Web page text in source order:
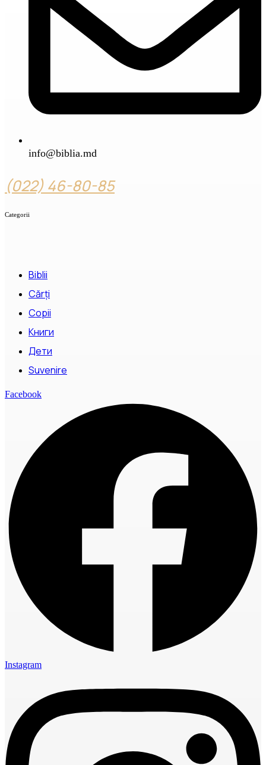
info@biblia.md
(022) 46-80-85
Categorii
Biblii
Cărți
Copii
Книги
Дети
Suvenire
Facebook
Instagram